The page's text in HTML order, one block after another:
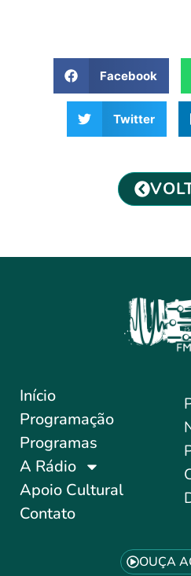
Facebook
Twitter
Início
Programação
Programas
A Rádio
Apoio Cultural
Contato
OUÇA